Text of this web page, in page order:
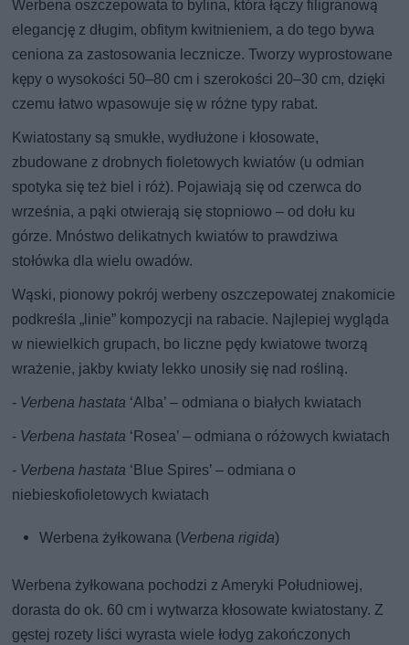
Werbena oszczepowata to bylina, która łączy filigranową
elegancję z długim, obfitym kwitnieniem, a do tego bywa
ceniona za zastosowania lecznicze. Tworzy wyprostowane
kępy o wysokości 50–80 cm i szerokości 20–30 cm, dzięki
czemu łatwo wpasowuje się w różne typy rabat.
Kwiatostany są smukłe, wydłużone i kłosowate,
zbudowane z drobnych fioletowych kwiatów (u odmian
spotyka się też biel i róż). Pojawiają się od czerwca do
września, a pąki otwierają się stopniowo – od dołu ku
górze. Mnóstwo delikatnych kwiatów to prawdziwa
stołówka dla wielu owadów.
Wąski, pionowy pokrój werbeny oszczepowatej znakomicie
podkreśla „linie” kompozycji na rabacie. Najlepiej wygląda
w niewielkich grupach, bo liczne pędy kwiatowe tworzą
wrażenie, jakby kwiaty lekko unosiły się nad rośliną.
- Verbena hastata ‘Alba’ – odmiana o białych kwiatach
- Verbena hastata ‘Rosea’ – odmiana o różowych kwiatach
- Verbena hastata ‘Blue Spires’ – odmiana o
niebieskofioletowych kwiatach
Werbena żyłkowana (Verbena rigida)
Werbena żyłkowana pochodzi z Ameryki Południowej,
dorasta do ok. 60 cm i wytwarza kłosowate kwiatostany. Z
gęstej rozety liści wyrasta wiele łodyg zakończonych